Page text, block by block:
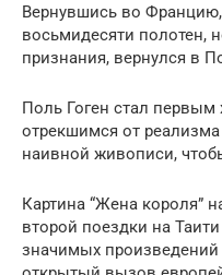
Вернувшись во
восьмидесяти полотен,
признания, вернулся в
Поль Гоген стал
отрекшимся от
наивной живописи,
Картина “Жена короля”
второй поездки на
значимых